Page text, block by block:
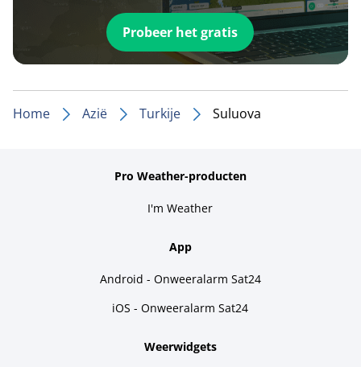
Probeer het gratis
Home Azië Turkije Suluova
Pro Weather-producten
I'm Weather
App
Android - Onweeralarm Sat24
iOS - Onweeralarm Sat24
Weerwidgets